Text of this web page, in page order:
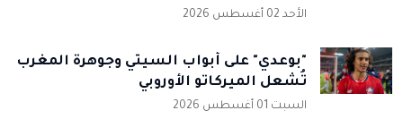
الأحد 02 أغسطس 2026
"بوعدي" على أبواب السيتي وجوهرة المغرب
تُشعل الميركاتو الأوروبي
السبت 01 أغسطس 2026